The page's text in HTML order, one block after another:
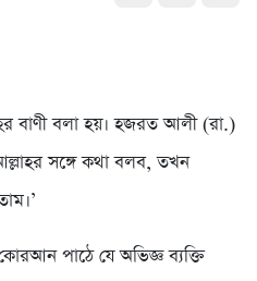
বাণী বলা হয়। হজরত আলী (রা.)
সঙ্গে কথা বলব, তখন
পাঠে যে অভিজ্ঞ ব্যক্তি